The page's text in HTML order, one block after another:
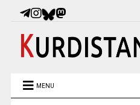
MENU